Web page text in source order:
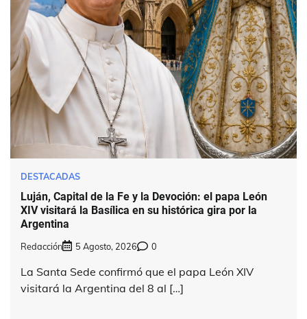
DESTACADAS
Luján, Capital de la Fe y la Devoción: el papa León
XIV visitará la Basílica en su histórica gira por la
Argentina
Redacción 5 Agosto, 2026 0
La Santa Sede confirmó que el papa León XIV
visitará la Argentina del 8 al […]